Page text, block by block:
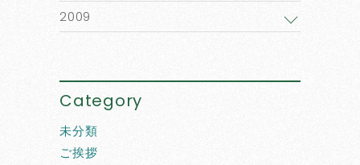
2009
Category
未分類
ご挨拶